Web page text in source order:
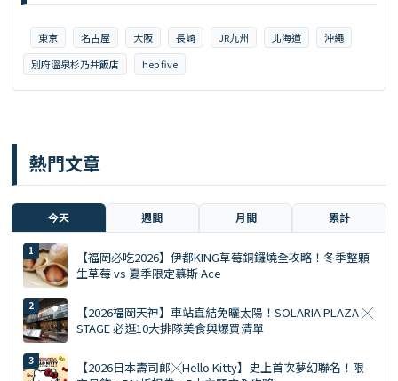
東京 名古屋 大阪 長崎 JR九州 北海道
沖繩
別府溫泉杉乃井飯店
hep five
熱門文章
今天 週間 月間 累計
【福岡必吃2026】伊都KING草莓銅鑼燒全攻略！冬季整顆
生草莓 vs 夏季限定慕斯 Ace
【2026福岡天神】車站直結免曬太陽！SOLARIA PLAZA ╳
STAGE 必逛10大排隊美食與爆買清單
【2026日本壽司郎╳Hello Kitty】史上首次夢幻聯名！限